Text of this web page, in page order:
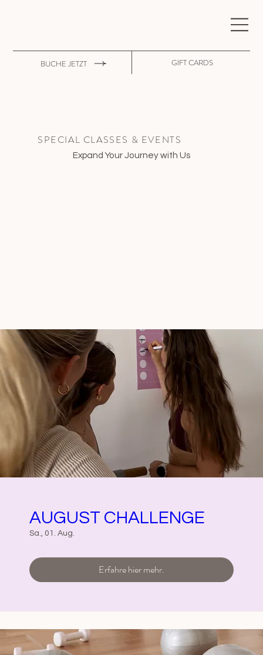
BUCHE JETZT GIFT CARDS
AUGUST CHALLENGE
Sa., 01. Aug.
Erfahre hier mehr.
SPECIAL CLASSES & EVENTS
Expand Your Journey with Us